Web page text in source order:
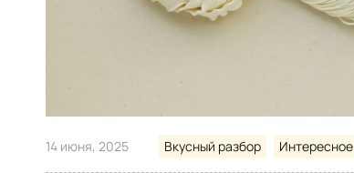
14 июня, 2025 Вкусный разбор Интересное